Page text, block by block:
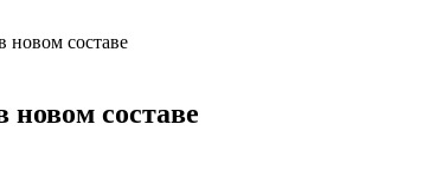
новом составе
составе